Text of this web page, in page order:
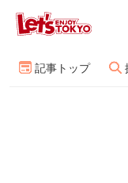
記事トップ